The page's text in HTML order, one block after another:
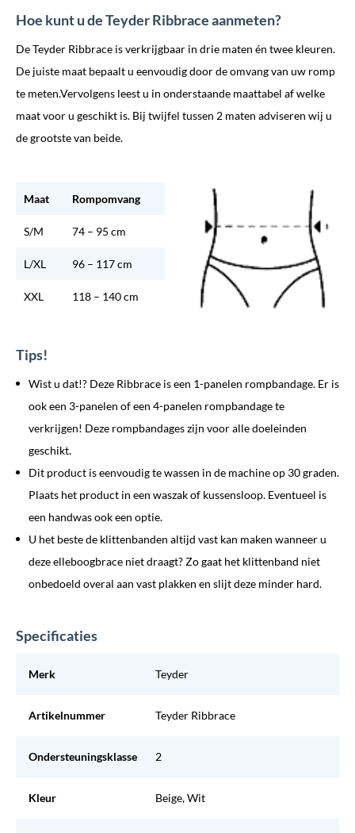
Hoe kunt u de Teyder Ribbrace aanmeten?
De Teyder Ribbrace is verkrijgbaar in drie maten én twee kleuren.
De juiste maat bepaalt u eenvoudig door de omvang van uw romp
te meten.Vervolgens leest u in onderstaande maattabel af welke
maat voor u geschikt is. Bij twijfel tussen 2 maten adviseren wij u
de grootste van beide.
Maat Rompomvang
S/M 74 – 95 cm
L/XL 96 – 117 cm
XXL 118 – 140 cm
Tips!
Wist u dat!? Deze Ribbrace is een 1-panelen rompbandage. Er is
ook een 3-panelen of een 4-panelen rompbandage te
verkrijgen! Deze rompbandages zijn voor alle doeleinden
geschikt.
Dit product is eenvoudig te wassen in de machine op 30 graden.
Plaats het product in een waszak of kussensloop. Eventueel is
een handwas ook een optie.
U het beste de klittenbanden altijd vast kan maken wanneer u
deze elleboogbrace niet draagt? Zo gaat het klittenband niet
onbedoeld overal aan vast plakken en slijt deze minder hard.
Specificaties
Merk Teyder
Artikelnummer Teyder Ribbrace
Ondersteuningsklasse 2
Kleur Beige, Wit